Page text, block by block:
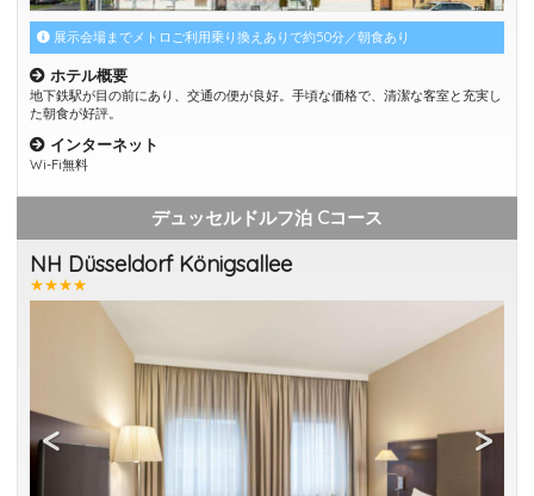
展示会場までメトロご利用乗り換えありで約50分／朝食あり
ホテル概要
地下鉄駅が目の前にあり、交通の便が良好。手頃な価格で、清潔な客室と充実し
た朝食が好評。
インターネット
Wi-Fi無料
デュッセルドルフ泊 Cコース
NH Düsseldorf Königsallee
★★★★